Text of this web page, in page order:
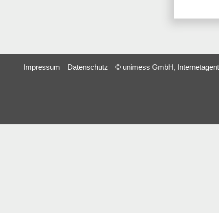
Impressum Datenschutz © unimess GmbH,